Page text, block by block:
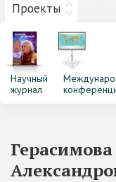
Проекты
Научный
журнал